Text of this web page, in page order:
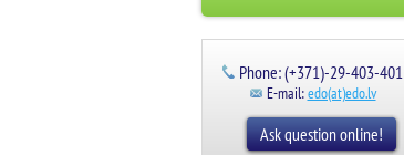
Phone: (+371)-29-403-401
E-mail:edo(at)edo.lv
Ask question online!